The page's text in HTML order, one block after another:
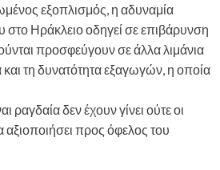
εξοπλισμός, η αδυναμία
στο Ηράκλειο οδηγεί σε επιβάρυνση
προσφεύγουν σε άλλα λιμάνια
τη δυνατότητα εξαγωγών, η οποία
ραγδαία δεν έχουν γίνει ούτε οι
προς όφελος του